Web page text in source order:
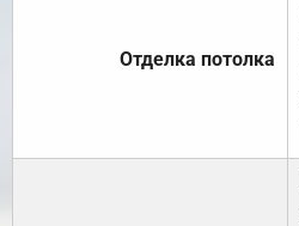
Отделка потолка